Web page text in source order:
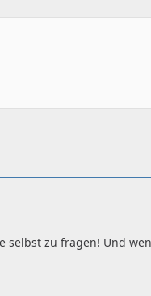
selbst zu fragen! Und